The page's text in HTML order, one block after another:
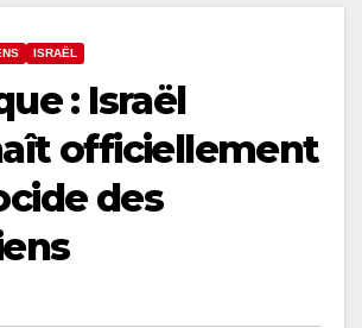
ISRAËL
: Israël
officiellement
des